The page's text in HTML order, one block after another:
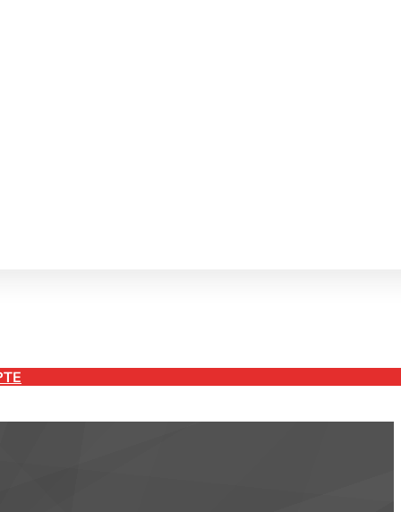
ou trimestriel à l'avance.